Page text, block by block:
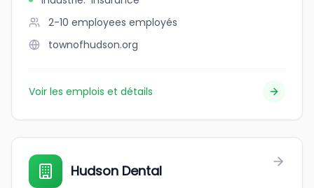
2-10 employees employés
townofhudson.org
Voir les emplois et détails
Hudson Dental